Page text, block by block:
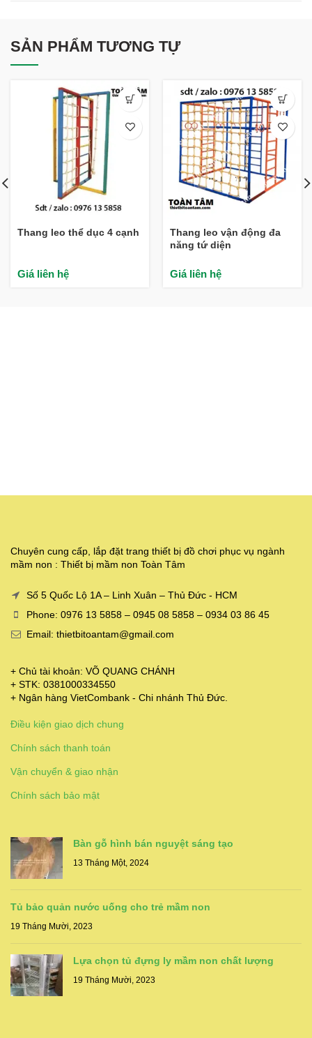
SẢN PHẨM TƯƠNG TỰ
Thang leo thể dục 4 cạnh
Giá liên hệ
Thang leo vận động đa
năng tứ diện
Giá liên hệ
Chuyên cung cấp, lắp đặt trang thiết bị đồ chơi phục vụ ngành
mầm non : Thiết bị mầm non Toàn Tâm
Số 5 Quốc Lộ 1A – Linh Xuân – Thủ Đức - HCM
Phone: 0976 13 5858 – 0945 08 5858 – 0934 03 86 45
Email: thietbitoantam@gmail.com
+ Chủ tài khoản: VÕ QUANG CHÁNH
+ STK: 0381000334550
+ Ngân hàng VietCombank - Chi nhánh Thủ Đức.
Điều kiện giao dịch chung
Chính sách thanh toán
Vận chuyển & giao nhận
Chính sách bảo mật
Bàn gỗ hình bán nguyệt sáng tạo
13 Tháng Một, 2024
Tủ bảo quản nước uống cho trẻ mầm non
19 Tháng Mười, 2023
Lựa chọn tủ đựng ly mầm non chất lượng
19 Tháng Mười, 2023